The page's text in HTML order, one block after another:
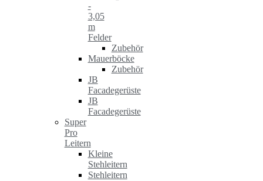
-
3,05
m
Felder
Zubehör
Mauerböcke
Zubehör
JB
Facadegerüste
JB
Facadegerüste
Super
Pro
Leitern
Kleine
Stehleitern
Stehleitern